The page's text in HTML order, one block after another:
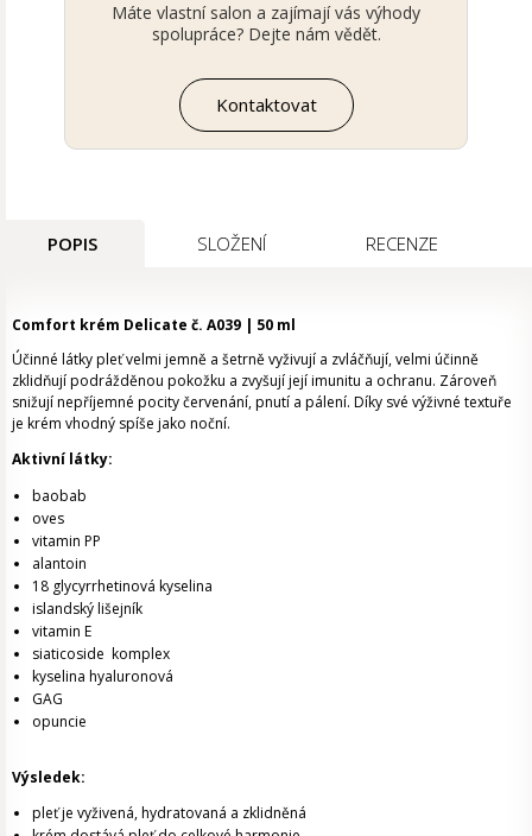
Máte vlastní salon a zajímají vás výhody
spolupráce? Dejte nám vědět.
Kontaktovat
POPIS SLOŽENÍ RECENZE
Comfort krém Delicate č. A039 | 50 ml
Účinné látky pleť velmi jemně a šetrně vyživují a zvláčňují, velmi účinně
zklidňují podrážděnou pokožku a zvyšují její imunitu a ochranu. Zároveň
snižují nepříjemné pocity červenání, pnutí a pálení. Díky své výživné textuře
je krém vhodný spíše jako noční.
Aktivní látky:
baobab
oves
vitamin PP
alantoin
18 glycyrrhetinová kyselina
islandský lišejník
vitamin E
siaticoside komplex
kyselina hyaluronová
GAG
opuncie
Výsledek:
pleť je vyživená, hydratovaná a zklidněná